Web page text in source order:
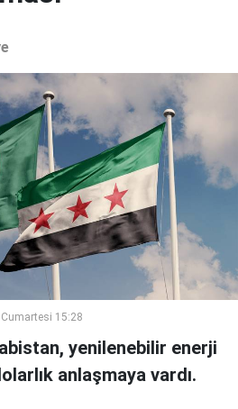
15:28
yenilenebilir enerji
anlaşmaya vardı.